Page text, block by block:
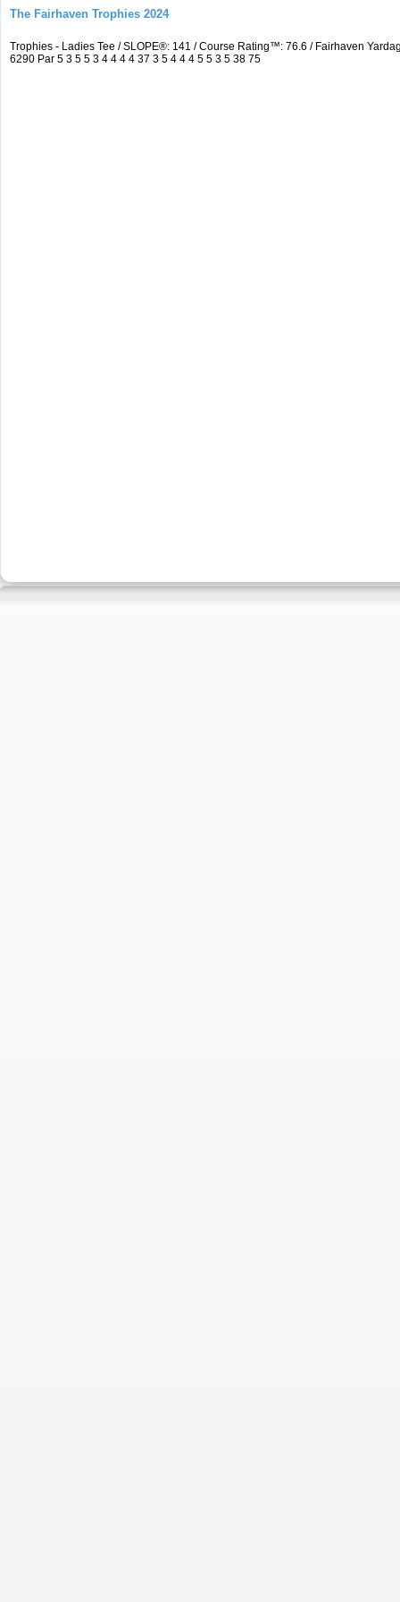
The Fairhaven Trophies 2024
Trophies - Ladies Tee / SLOPE®: 141 / Course Rating™: 76.6 / Fairhaven
6290 Par 5 3 5 5 3 4 4 4 4 37 3 5 4 4 4 5 5 3 5 38 75